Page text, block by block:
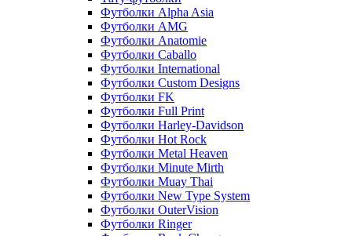
Футболки Alpha Asia
Футболки AMG
Футболки Anatomie
Футболки Caballo
Футболки International
Футболки Custom Designs
Футболки FK
Футболки Full Print
Футболки Harley-Davidson
Футболки Hot Rock
Футболки Metal Heaven
Футболки Minute Mirth
Футболки Muay Thai
Футболки New Type System
Футболки OuterVision
Футболки Ringer